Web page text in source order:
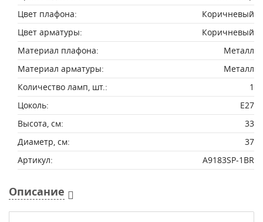
Цвет плафона:
Коричневый
Цвет арматуры:
Коричневый
Материал плафона:
Металл
Материал арматуры:
Металл
Количество ламп, шт.:
1
Цоколь:
E27
Высота, см:
33
Диаметр, см:
37
Артикул:
A9183SP-1BR
Описание